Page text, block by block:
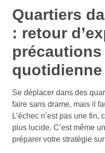
Quartiers
: retour
quotidienne
Se déplacer dans des
faire sans drame, mais il
L’échec n’est pas une fin,
plus lucide. C’est même
préparer votre stratégie